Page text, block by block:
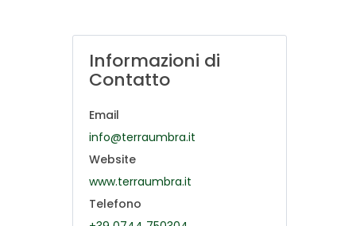
Informazioni di
Contatto
Email
info@terraumbra.it
Website
www.terraumbra.it
Telefono